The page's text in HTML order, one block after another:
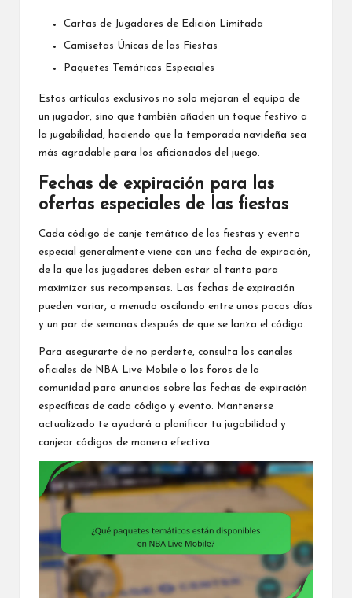
Cartas de Jugadores de Edición Limitada
Camisetas Únicas de las Fiestas
Paquetes Temáticos Especiales
Estos artículos exclusivos no solo mejoran el equipo de
un jugador, sino que también añaden un toque festivo a
la jugabilidad, haciendo que la temporada navideña sea
más agradable para los aficionados del juego.
Fechas de expiración para las
ofertas especiales de las fiestas
Cada código de canje temático de las fiestas y evento
especial generalmente viene con una fecha de expiración,
de la que los jugadores deben estar al tanto para
maximizar sus recompensas. Las fechas de expiración
pueden variar, a menudo oscilando entre unos pocos días
y un par de semanas después de que se lanza el código.
Para asegurarte de no perderte, consulta los canales
oficiales de NBA Live Mobile o los foros de la
comunidad para anuncios sobre las fechas de expiración
específicas de cada código y evento. Mantenerse
actualizado te ayudará a planificar tu jugabilidad y
canjear códigos de manera efectiva.